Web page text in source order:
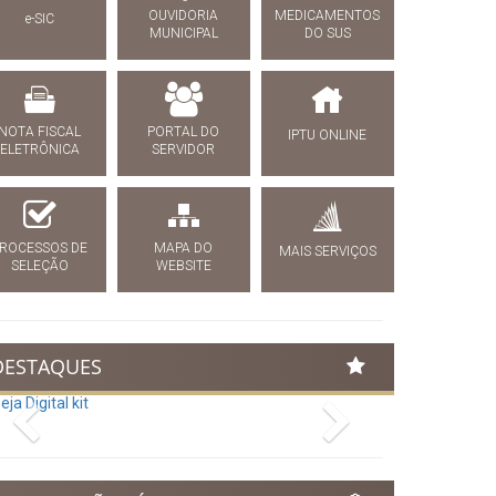
e-SIC
OUVIDORIA
MUNICIPAL
MEDICAMENTOS
DO SUS
FISCAL
ELETRÔNICA
PORTAL DO
SERVIDOR
IPTU ONLINE
DE
SELEÇÃO
MAPA DO
WEBSITE
MAIS SERVIÇOS
Previous